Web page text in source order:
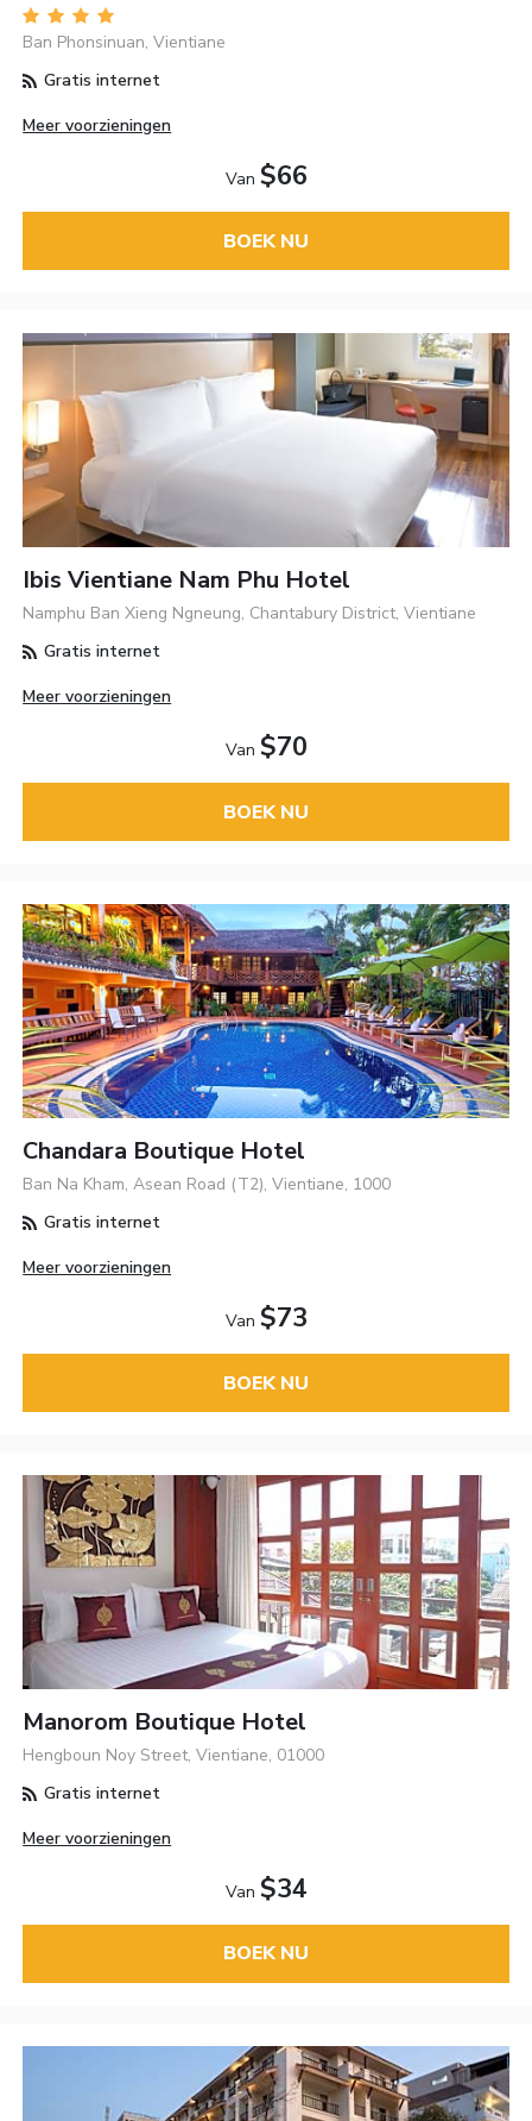
Ban Phonsinuan, Vientiane
Gratis internet
Meer voorzieningen
Van $66
BOEK NU
Ibis Vientiane Nam Phu Hotel
Namphu Ban Xieng Ngneung, Chantabury District, Vientiane
Gratis internet
Meer voorzieningen
Van $70
BOEK NU
Chandara Boutique Hotel
Ban Na Kham, Asean Road (T2), Vientiane, 1000
Gratis internet
Meer voorzieningen
Van $73
BOEK NU
Manorom Boutique Hotel
Hengboun Noy Street, Vientiane, 01000
Gratis internet
Meer voorzieningen
Van $34
BOEK NU